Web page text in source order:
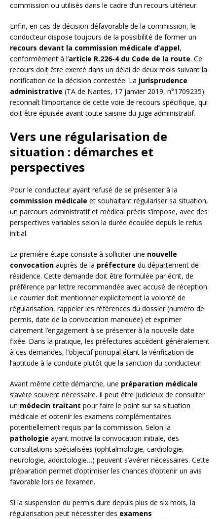
commission ou utilisés dans le cadre d’un recours ultérieur.
Enfin, en cas de décision défavorable de la commission, le
conducteur dispose toujours de la possibilité de former un
recours devant la commission médicale d’appel,
conformément à l’article R.226-4 du Code de la route. Ce
recours doit être exercé dans un délai de deux mois suivant la
notification de la décision contestée. La jurisprudence
administrative (TA de Nantes, 17 janvier 2019, n°1709235)
reconnaît l’importance de cette voie de recours spécifique, qui
doit être épuisée avant toute saisine du juge administratif.
Vers une régularisation de
situation : démarches et
perspectives
Pour le conducteur ayant refusé de se présenter à la
commission médicale et souhaitant régulariser sa situation,
un parcours administratif et médical précis s’impose, avec des
perspectives variables selon la durée écoulée depuis le refus
initial.
La première étape consiste à solliciter une nouvelle
convocation auprès de la préfecture du département de
résidence. Cette demande doit être formulée par écrit, de
préférence par lettre recommandée avec accusé de réception.
Le courrier doit mentionner explicitement la volonté de
régularisation, rappeler les références du dossier (numéro de
permis, date de la convocation manquée) et exprimer
clairement l’engagement à se présenter à la nouvelle date
fixée. Dans la pratique, les préfectures accèdent généralement
à ces demandes, l’objectif principal étant la vérification de
l’aptitude à la conduite plutôt que la sanction du conducteur.
Avant même cette démarche, une préparation médicale
s’avère souvent nécessaire. Il peut être judicieux de consulter
un médecin traitant pour faire le point sur sa situation
médicale et obtenir les examens complémentaires
potentiellement requis par la commission. Selon la
pathologie ayant motivé la convocation initiale, des
consultations spécialisées (ophtalmologie, cardiologie,
neurologie, addictologie…) peuvent s’avérer nécessaires. Cette
préparation permet d’optimiser les chances d’obtenir un avis
favorable lors de l’examen.
Si la suspension du permis dure depuis plus de six mois, la
régularisation peut nécessiter des examens